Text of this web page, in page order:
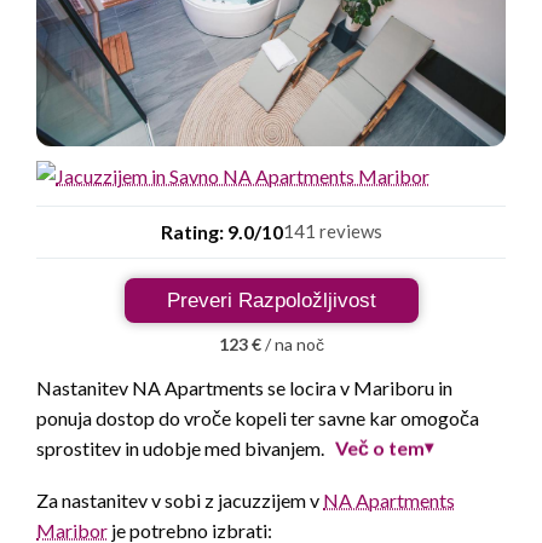
Rating: 9.0/10141 reviews
Preveri Razpoložljivost
123 €/ na noč
Nastanitev NA Apartments se locira v Mariboru in
ponuja dostop do vroče kopeli ter savne kar omogoča
sprostitev in udobje med bivanjem.
Več o tem▾
Za nastanitev v sobi z jacuzzijem v NA Apartments
Maribor je potrebno izbrati: